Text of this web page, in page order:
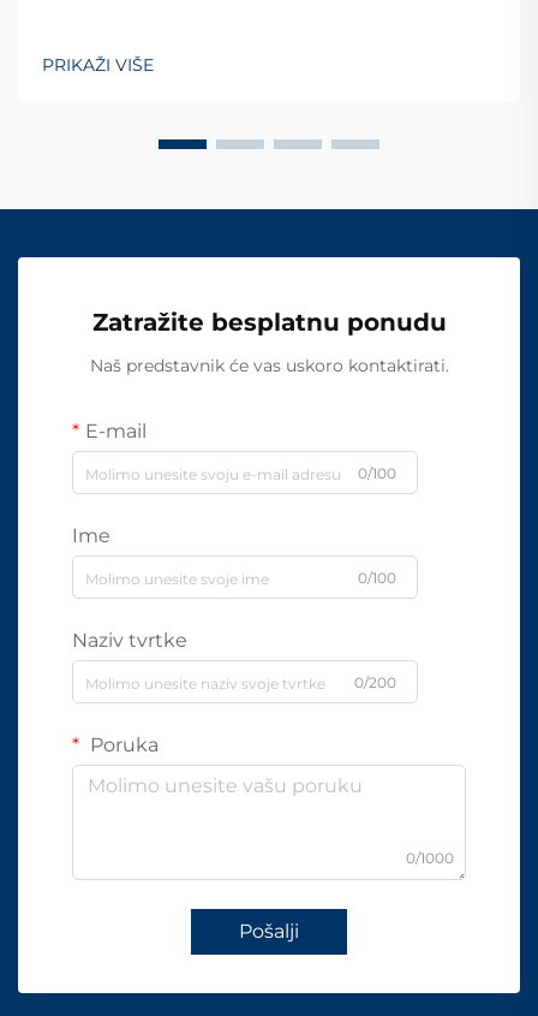
PRIKAŽI VIŠE
Zatražite besplatnu ponudu
Naš predstavnik će vas uskoro kontaktirati.
E-mail
0/100
Ime
0/100
Naziv tvrtke
0/200
Poruka
0/1000
Pošalji